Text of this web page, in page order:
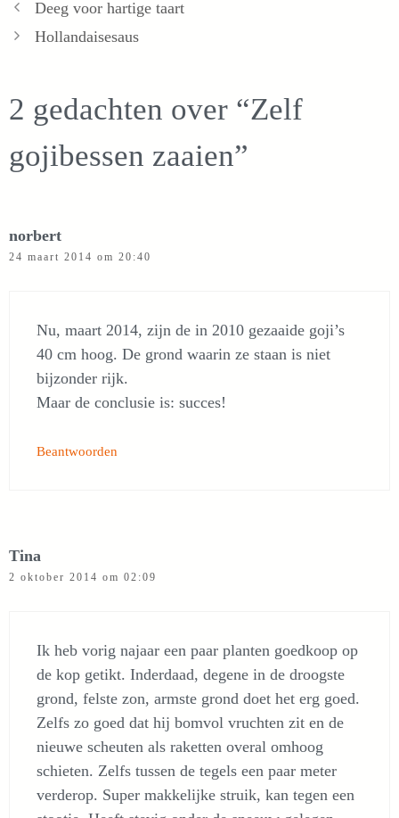
Deeg voor hartige taart
Hollandaisesaus
2 gedachten over “Zelf
gojibessen zaaien”
norbert
24 maart 2014 om 20:40
Nu, maart 2014, zijn de in 2010 gezaaide goji’s
40 cm hoog. De grond waarin ze staan is niet
bijzonder rijk.
Maar de conclusie is: succes!
Beantwoorden
Tina
2 oktober 2014 om 02:09
Ik heb vorig najaar een paar planten goedkoop op
de kop getikt. Inderdaad, degene in de droogste
grond, felste zon, armste grond doet het erg goed.
Zelfs zo goed dat hij bomvol vruchten zit en de
nieuwe scheuten als raketten overal omhoog
schieten. Zelfs tussen de tegels een paar meter
verderop. Super makkelijke struik, kan tegen een